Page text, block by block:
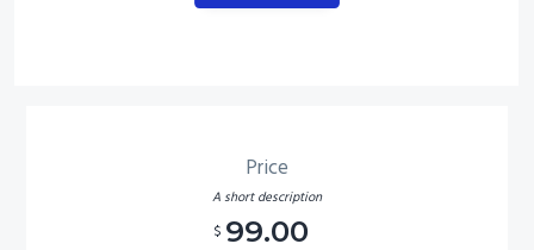
Price
A short description
$ 99.00